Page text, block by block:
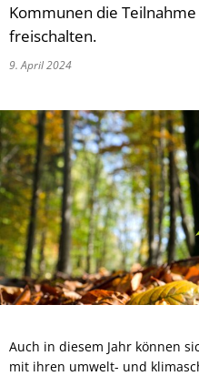
Kommunen die
freischalten.
9. April 2024
Auch in diesem Jahr können
mit ihren umwelt- und